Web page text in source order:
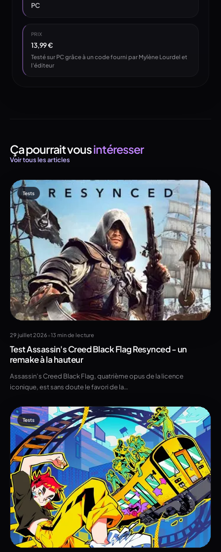
PC
PRIX
13,99 €
Testé sur PC grâce à un code fourni par Mylène Lourdel et
l'éditeur
Ça pourrait vousintéresser
Voir tous les articles
Tests
29 juillet 2026 •13 min de lecture
Test Assassin's Creed Black Flag Resynced - un
remake à la hauteur
Assassin’s Creed Black Flag, quatrième opus de la licence
iconique, est sans doute le favori de la…
Tests